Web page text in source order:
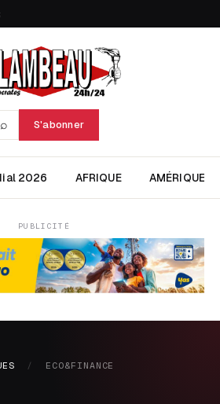
⌕ S'abonner
2026 AFRIQUE AMÉRIQUE
PUBLICITÉ
/ ECO&FINANCE